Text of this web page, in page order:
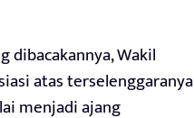
dibacakannya, Wakil
atas terselenggaranya
menjadi ajang